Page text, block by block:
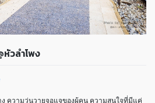
หัวลำโพง
ง ความวุ่นวายจอแจของผู้คน ความสนใจที่มีแค่